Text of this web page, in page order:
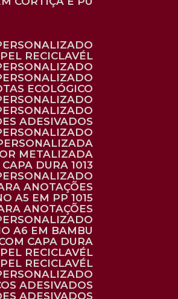
RECICLAVÉL
ECOLÓGICO
ADESIVADOS
METALIZADA
DURA 1013
ANOTAÇÕES
A5 EM PP 1015
ANOTAÇÕES
A6 EM BAMBU
CAPA DURA
RECICLAVÉL
RECICLAVÉL
ADESIVADOS
ADESIVADOS